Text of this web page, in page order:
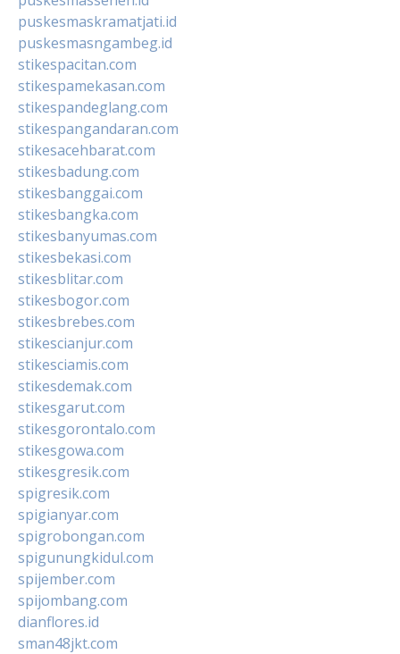
puskesmaskramatjati.id
puskesmasngambeg.id
stikespacitan.com
stikespamekasan.com
stikespandeglang.com
stikespangandaran.com
stikesacehbarat.com
stikesbadung.com
stikesbanggai.com
stikesbangka.com
stikesbanyumas.com
stikesbekasi.com
stikesblitar.com
stikesbogor.com
stikesbrebes.com
stikescianjur.com
stikesciamis.com
stikesdemak.com
stikesgarut.com
stikesgorontalo.com
stikesgowa.com
stikesgresik.com
spigresik.com
spigianyar.com
spigrobongan.com
spigunungkidul.com
spijember.com
spijombang.com
dianflores.id
sman48jkt.com